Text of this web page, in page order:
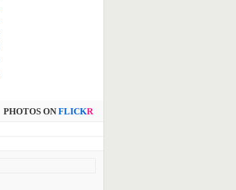
PHOTOS ON FLICKR